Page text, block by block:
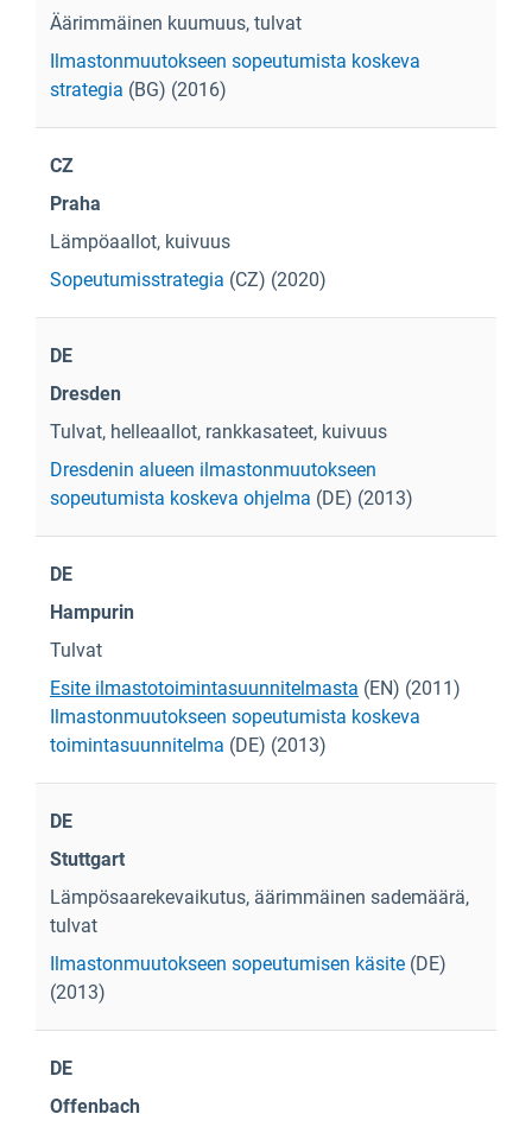
Äärimmäinen kuumuus, tulvat
Ilmastonmuutokseen sopeutumista koskeva
strategia (BG) (2016)
CZ
Praha
Lämpöaallot, kuivuus
Sopeutumisstrategia (CZ) (2020)
DE
Dresden
Tulvat, helleaallot, rankkasateet, kuivuus
Dresdenin alueen ilmastonmuutokseen
sopeutumista koskeva ohjelma (DE) (2013)
DE
Hampurin
Tulvat
Esite ilmastotoimintasuunnitelmasta (EN) (2011)
Ilmastonmuutokseen sopeutumista koskeva
toimintasuunnitelma (DE) (2013)
DE
Stuttgart
Lämpösaarekevaikutus, äärimmäinen sademäärä,
tulvat
Ilmastonmuutokseen sopeutumisen käsite (DE)
(2013)
DE
Offenbach